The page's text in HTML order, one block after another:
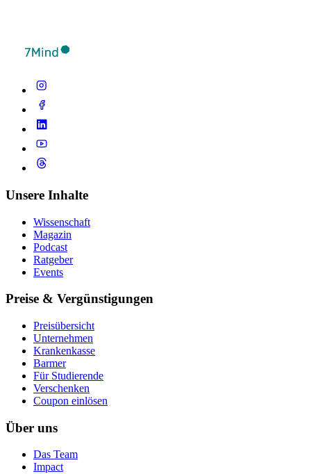
Unsere Inhalte
Wissenschaft
Magazin
Podcast
Ratgeber
Events
Preise & Vergünstigungen
Preisübersicht
Unternehmen
Krankenkasse
Barmer
Für Studierende
Ver­schen­ken
Coupon einlösen
Über uns
Das Team
Impact